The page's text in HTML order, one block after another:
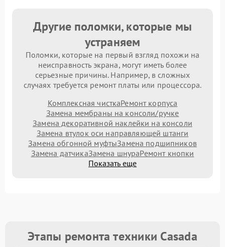
Другие поломки, которые мы
устраняем
Поломки, которые на первый взгляд похожи на
неисправность экрана, могут иметь более
серьезные причины. Например, в сложных
случаях требуется ремонт платы или процессора.
Комплексная чисткаРемонт корпуса
Замена мембраны на консоли/ручке
Замена декоративной наклейки на консоли
Замена втулок оси направляющей штанги
Замена обгонной муфтыЗамена подшипников
Замена датчикаЗамена шнураРемонт кнопки
Показать еще
Этапы ремонта техники Casada